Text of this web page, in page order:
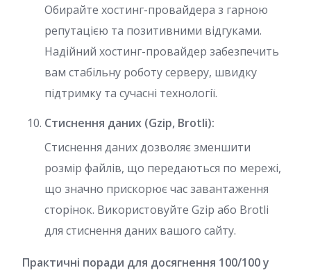
Обирайте хостинг-провайдера з гарною
репутацією та позитивними відгуками.
Надійний хостинг-провайдер забезпечить
вам стабільну роботу серверу, швидку
підтримку та сучасні технології.
Стиснення даних (Gzip, Brotli):
Стиснення даних дозволяє зменшити
розмір файлів, що передаються по мережі,
що значно прискорює час завантаження
сторінок. Використовуйте Gzip або Brotli
для стиснення даних вашого сайту.
Практичні поради для досягнення 100/100 у